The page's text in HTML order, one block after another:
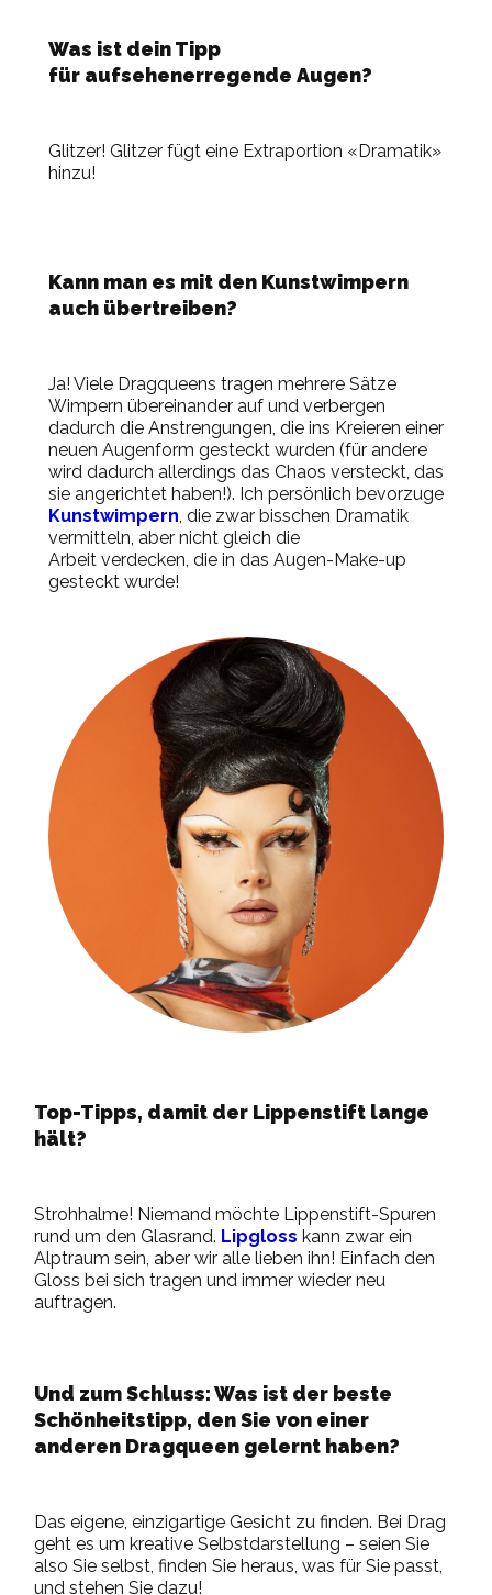
Was ist dein Tipp
für aufsehenerregende Augen?
Glitzer! Glitzer fügt eine Extraportion «Dramatik»
hinzu!
Kann man es mit den Kunstwimpern
auch übertreiben?
Ja! Viele Dragqueens tragen mehrere Sätze
Wimpern übereinander auf und verbergen
dadurch die Anstrengungen, die ins Kreieren einer
neuen Augenform gesteckt wurden (für andere
wird dadurch allerdings das Chaos versteckt, das
sie angerichtet haben!). Ich persönlich bevorzuge
Kunstwimpern, die zwar bisschen Dramatik
vermitteln, aber nicht gleich die
Arbeit verdecken, die in das Augen-Make-up
gesteckt wurde!
Top-Tipps, damit der Lippenstift lange
hält?
Strohhalme! Niemand möchte Lippenstift-Spuren
rund um den Glasrand. Lipgloss kann zwar ein
Alptraum sein, aber wir alle lieben ihn! Einfach den
Gloss bei sich tragen und immer wieder neu
auftragen.
Und zum Schluss: Was ist der beste
Schönheitstipp, den Sie von einer
anderen Dragqueen gelernt haben?
Das eigene, einzigartige Gesicht zu finden. Bei Drag
geht es um kreative Selbstdarstellung – seien Sie
also Sie selbst, finden Sie heraus, was für Sie passt,
und stehen Sie dazu!